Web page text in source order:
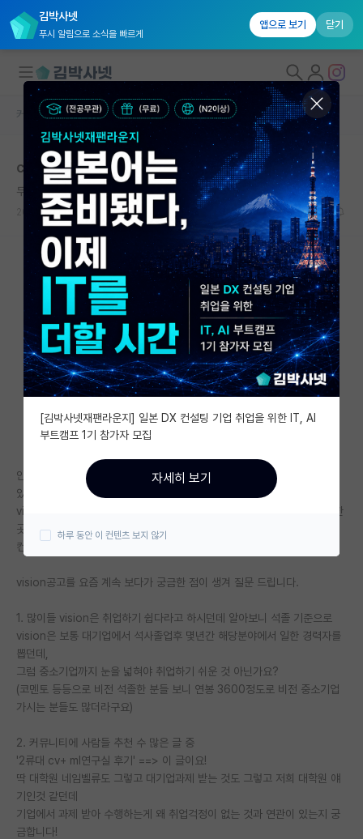
김박사넷
푸시 알림으로 소식을 빠르게
앱으로 보기 닫기
대학원생 모집
국내대학원 정보
연구실&오픈랩
커뮤니티
커뮤니티 홈
전체글보기
베스트 게시판
IF 명예의전당
자유 게시판(아무개랩)
미국 유학 게시판
미국 대학원 합격 후기 게시판
대학원생 모집 게시판
연구실(PI) 홍보 게시판
석박사 채용 정보 게시판
임용 정보 게시판
학부 인턴 게시판
취업 게시판
PI 전용 게시판
인문사회 계열 게시판
특수/전문대학원 게시판
커뮤니티 홈 자유 게시판(아무개랩)
computer vision취업관련 궁금한 점
무심한 알베르 카뮈
2021.06.29 4 6345
안녕하세요? 현재 4학년 학부생이고 본전공 수학에 복수전공 컴공을 하고
있습니다.
vision쪽 취업을 희망하여 현재 AI대학원이 설립되어있는 s,h,c,g 이 중 한
곳에서 인턴활동을 하며 연구실 진학으로
컨택이 이미 완료된 상황입니다.
vision공고를 요즘 계속 보다가 궁금한 점이 생겨 질문 드립니다.
1. 많이들 vision은 취업하기 쉽다라고 하시던데 알아보니 석졸 기준으로
vision은 보통 대기업에서 석사졸업후 몇년간 해당분야에서 일한 경력자를
뽑던데,
그럼 중소기업까지 눈을 넓혀야 취업하기 쉬운 것 아닌가요?
(코멘토 등등으로 비전 석졸한 분들 보니 연봉 3600정도로 비전 중소기업
가시는 분들도 많더라구요)
2. 커뮤니티에 사람들 추천 수 많은 글 중
'2류대 cv+ ml연구실 후기' ==> 이 글이요!
딱 대학원 네임벨류도 그렇고 대기업과제 받는 것도 그렇고 저희 대학원 얘
기인것 같던데
기업에서 과제 받아 수행하는게 왜 취업걱정이 없는 것과 연관이 있는지 궁
금합니다!
[김박사넷재팬라운지] 일본 DX 컨설팅 기업 취업을 위한 IT, AI
부트캠프 1기 참가자 모집
자세히 보기
하루 동안 이 컨텐츠 보지 않기